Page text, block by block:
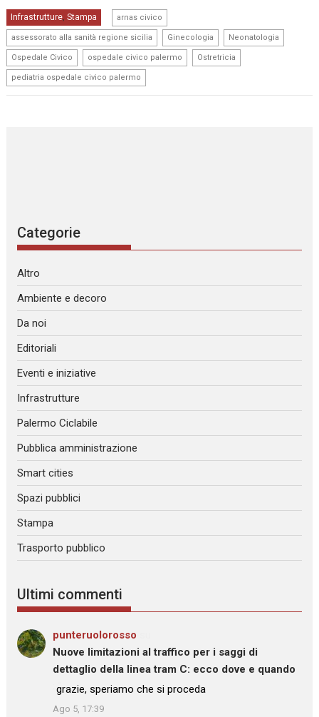
Infrastrutture,Stampa arnas civico
assessorato alla sanità regione sicilia Ginecologia Neonatologia
Ospedale Civico ospedale civico palermo Ostretricia
pediatria ospedale civico palermo
Categorie
Altro
Ambiente e decoro
Da noi
Editoriali
Eventi e iniziative
Infrastrutture
Palermo Ciclabile
Pubblica amministrazione
Smart cities
Spazi pubblici
Stampa
Trasporto pubblico
Ultimi commenti
punteruolorosso
Nuove limitazioni al traffico per i saggi di
dettaglio della linea tram C: ecco dove e quando
: “
grazie, speriamo che si proceda
”
Ago 5, 17:39